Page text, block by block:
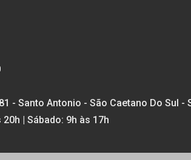
- Santo Antonio - São Caetano Do Sul -
20h | Sábado: 9h às 17h